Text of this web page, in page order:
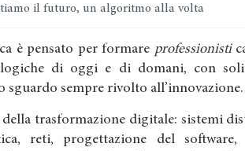
il futuro, un algoritmo alla volta
è pensato per formare professionisti
di oggi e di domani, con
sguardo sempre rivolto all’innovazione.
trasformazione digitale: sistemi
reti, progettazione del software,